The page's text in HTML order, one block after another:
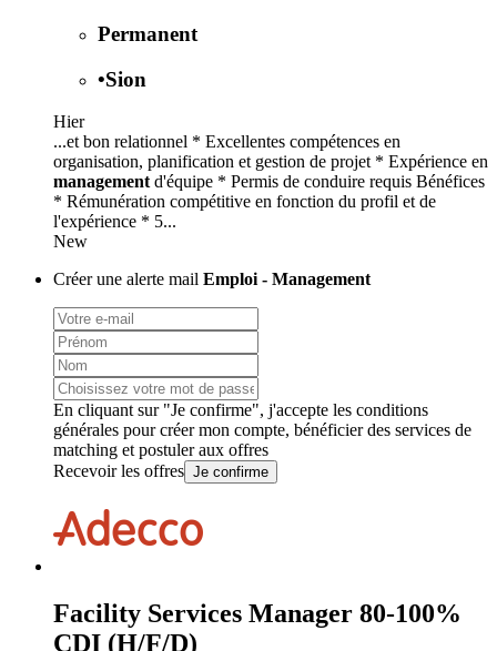
Permanent
•Sion
Hier
...et bon relationnel * Excellentes compétences en
organisation, planification et gestion de projet * Expérience en
management d'équipe * Permis de conduire requis Bénéfices
* Rémunération compétitive en fonction du profil et de
l'expérience * 5...
New
Créer une alerte mail Emploi - Management
En cliquant sur "Je confirme", j'accepte les conditions
générales pour créer mon compte, bénéficier des services de
matching et postuler aux offres
Recevoir les offres Je confirme
Facility Services Manager 80-100%
CDI (H/F/D)